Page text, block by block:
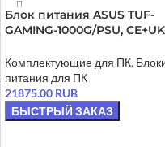
Блок питания ASUS TUF-
GAMING-1000G/PSU, CE+UK
Комплектующие для ПК,
питания для ПК
21875.00 RUB
БЫСТРЫЙ ЗАКАЗ